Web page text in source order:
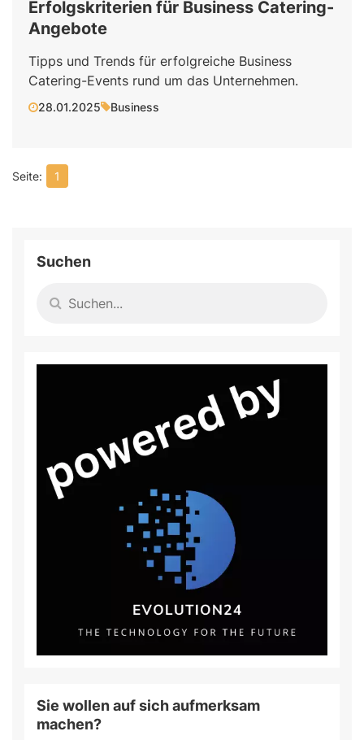
Erfolgskriterien für Business Catering-
Angebote
Tipps und Trends für erfolgreiche Business
Catering-Events rund um das Unternehmen.
28.01.2025 Business
1
Suchen
Sie wollen auf sich aufmerksam
machen?